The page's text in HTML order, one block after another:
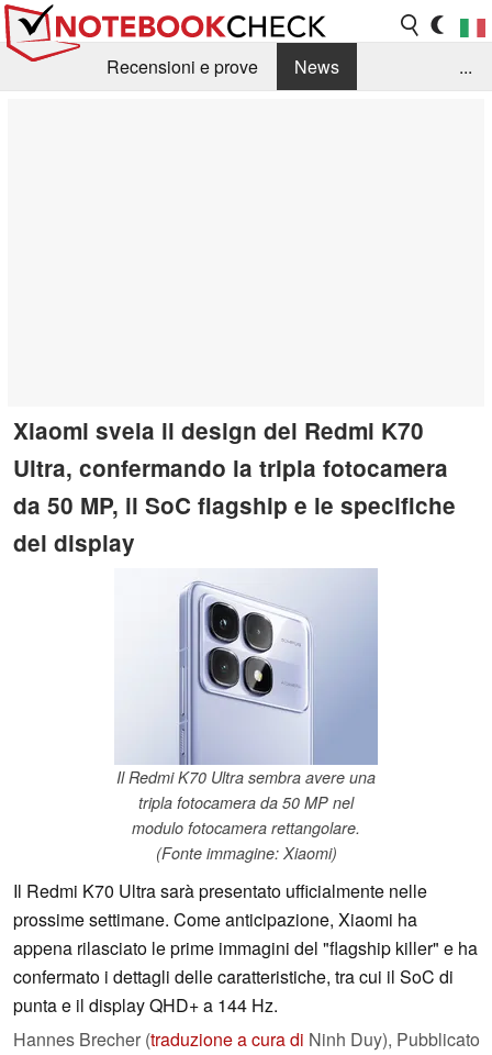
Recensioni e prove
News
...
Xiaomi svela il design del Redmi K70
Ultra, confermando la tripla fotocamera
da 50 MP, il SoC flagship e le specifiche
del display
Il Redmi K70 Ultra sembra avere una
tripla fotocamera da 50 MP nel
modulo fotocamera rettangolare.
(Fonte immagine: Xiaomi)
Il Redmi K70 Ultra sarà presentato ufficialmente nelle
prossime settimane. Come anticipazione, Xiaomi ha
appena rilasciato le prime immagini del "flagship killer" e ha
confermato i dettagli delle caratteristiche, tra cui il SoC di
punta e il display QHD+ a 144 Hz.
Hannes Brecher (traduzione a cura di Ninh Duy), Pubblicato